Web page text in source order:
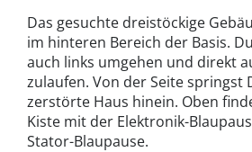
Das gesuchte dreistöckige
im hinteren Bereich der Basis.
auch links umgehen und direkt
zulaufen. Von der Seite springst
zerstörte Haus hinein. Oben
Kiste mit der Elektronik-
Stator-Blaupause.